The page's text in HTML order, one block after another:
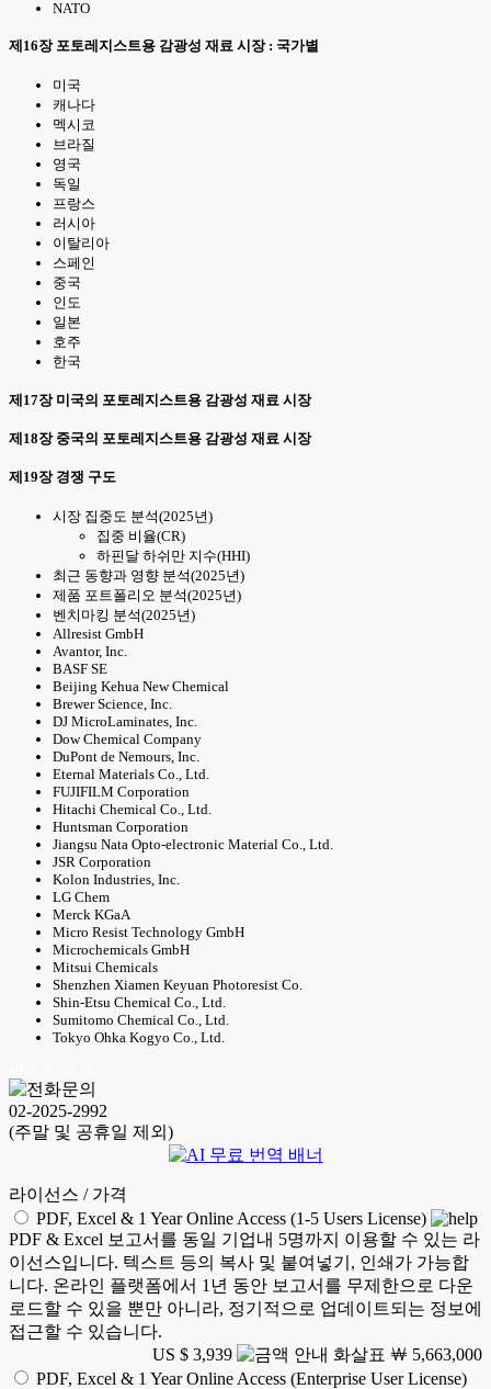
NATO
제16장 포토레지스트용 감광성 재료 시장 : 국가별
미국
캐나다
멕시코
브라질
영국
독일
프랑스
러시아
이탈리아
스페인
중국
인도
일본
호주
한국
제17장 미국의 포토레지스트용 감광성 재료 시장
제18장 중국의 포토레지스트용 감광성 재료 시장
제19장 경쟁 구도
시장 집중도 분석(2025년)
집중 비율(CR)
하핀달 하쉬만 지수(HHI)
최근 동향과 영향 분석(2025년)
제품 포트폴리오 분석(2025년)
벤치마킹 분석(2025년)
Allresist GmbH
Avantor, Inc.
BASF SE
Beijing Kehua New Chemical
Brewer Science, Inc.
DJ MicroLaminates, Inc.
Dow Chemical Company
DuPont de Nemours, Inc.
Eternal Materials Co., Ltd.
FUJIFILM Corporation
Hitachi Chemical Co., Ltd.
Huntsman Corporation
Jiangsu Nata Opto-electronic Material Co., Ltd.
JSR Corporation
Kolon Industries, Inc.
LG Chem
Merck KGaA
Micro Resist Technology GmbH
Microchemicals GmbH
Mitsui Chemicals
Shenzhen Xiamen Keyuan Photoresist Co.
Shin-Etsu Chemical Co., Ltd.
Sumitomo Chemical Co., Ltd.
Tokyo Ohka Kogyo Co., Ltd.
02-2025-2992
(주말 및 공휴일 제외)
라이선스 / 가격
PDF, Excel & 1 Year Online Access (1-5 Users License)
PDF & Excel 보고서를 동일 기업내 5명까지 이용할 수 있는 라
이선스입니다. 텍스트 등의 복사 및 붙여넣기, 인쇄가 가능합
니다. 온라인 플랫폼에서 1년 동안 보고서를 무제한으로 다운
로드할 수 있을 뿐만 아니라, 정기적으로 업데이트되는 정보에
접근할 수 있습니다.
US $ 3,939
￦ 5,663,000
PDF, Excel & 1 Year Online Access (Enterprise User License)